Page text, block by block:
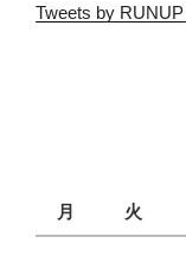
Tweets by
月
火